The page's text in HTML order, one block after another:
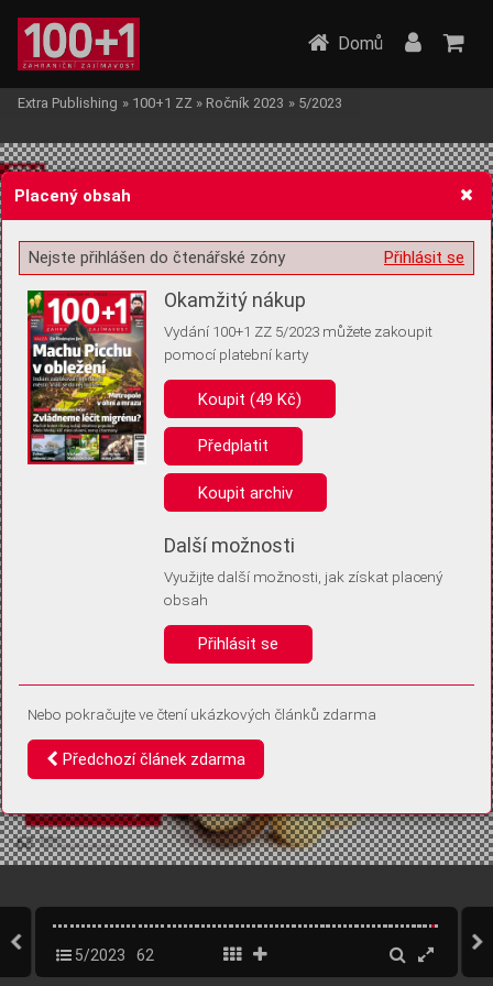
Žádost o souhlas s ukládáním volitelných informací
Pro základní fungování webu nepotřebujeme ukládat žádné informace
(tzv. cookies apod.). Rádi bychom vás ale požádali o souhlas s
uložením volitelných informací:
Anonymní unikátní ID
Díky němu příště poznáme, že se jedná o stejné zařízení, a
Identifikátor je zcela anonymní.
Vaše souhlasy a odmítnutí si ukládáme do vašeho zařízení, abychom se
vás už příště znovu neptali. Můžete je kdykoli později upravit ve Správě
Domů
Extra Publishing » 100+1 ZZ » Ročník 2023 » 5/2023
5/2023 62
Placený obsah
Přihlásit se
Nejste přihlášen do čtenářské zóny
Okamžitý nákup
Vydání 100+1 ZZ 5/2023 můžete zakoupit
pomocí platební karty
Koupit (49 Kč)
Předplatit
Koupit archiv
Další možnosti
Využijte další možnosti, jak získat placený
obsah
Přihlásit se
Nebo pokračujte ve čtení ukázkových článků zdarma
Předchozí článek zdarma